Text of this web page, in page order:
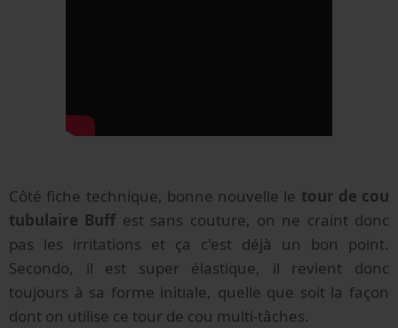
Côté fiche technique, bonne nouvelle le tour de cou
tubulaire Buff est sans couture, on ne craint donc
pas les irritations et ça c'est déjà un bon point.
Secondo, il est super élastique, il revient donc
toujours à sa forme initiale, quelle que soit la façon
dont on utilise ce tour de cou multi-tâches.